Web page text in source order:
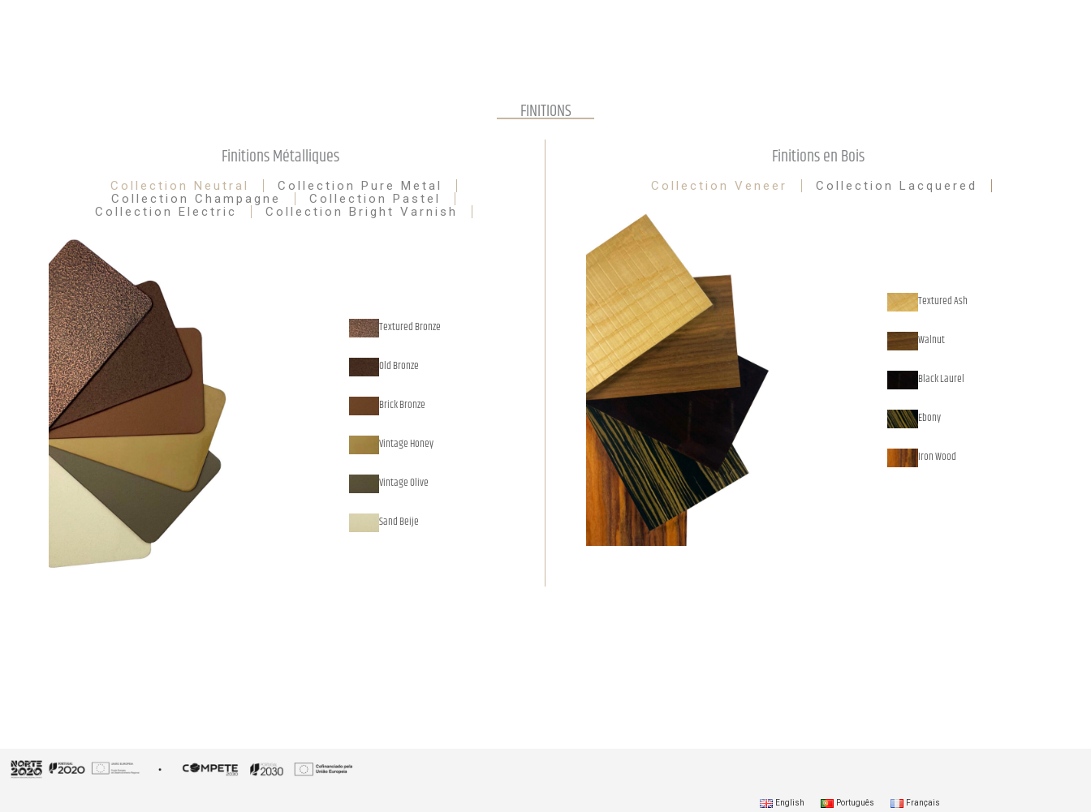
FINITIONS
Finitions Métalliques
Collection Neutral
Collection Pure Metal
Collection Champagne
Collection Pastel
Collection Electric
Collection Bright Varnish
Textured Bronze
Old Bronze
Brick Bronze
Vintage Honey
Vintage Olive
Sand Beije
Finitions en Bois
Collection Veneer Collection Lacquered
Textured Ash
Walnut
Black Laurel
Ebony
Iron Wood
English Português Français